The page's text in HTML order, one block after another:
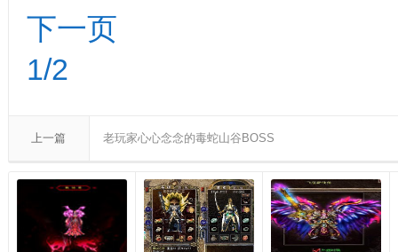
下一页
1/2
上一篇 老玩家心心念念的毒蛇山谷BOSS